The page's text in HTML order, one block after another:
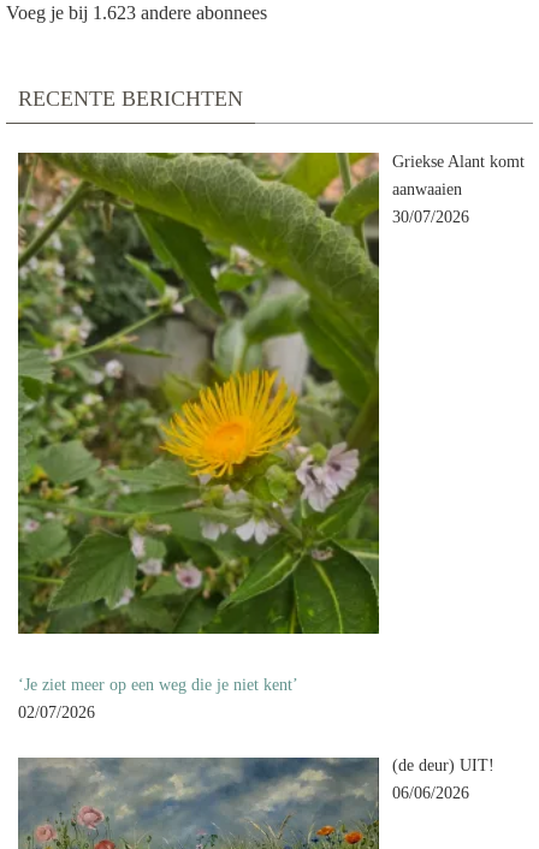
Voeg je bij 1.623 andere abonnees
RECENTE BERICHTEN
Griekse Alant komt
aanwaaien
30/07/2026
‘Je ziet meer op een weg die je niet kent’
02/07/2026
(de deur) UIT!
06/06/2026